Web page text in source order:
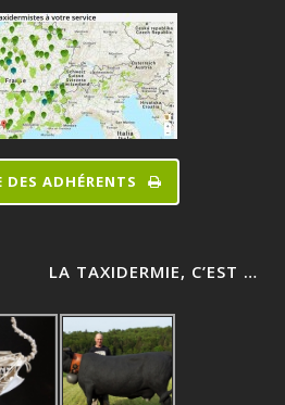
DES ADHÉRENTS
LA TAXIDERMIE, C’EST …